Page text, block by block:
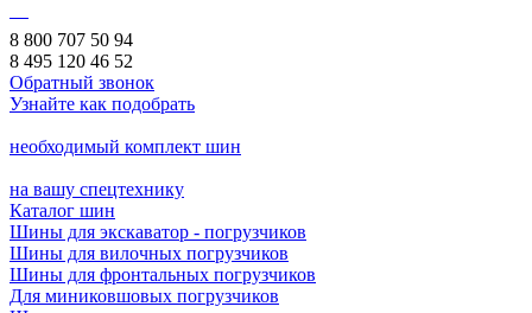
8 800 707 50 94
8 495 120 46 52
Обратный звонок
Узнайте как подобрать
необходимый комплект шин
на вашу спецтехнику
Каталог шин
Шины для экскаватор - погрузчиков
Шины для вилочных погрузчиков
Шины для фронтальных погрузчиков
Для миниковшовых погрузчиков